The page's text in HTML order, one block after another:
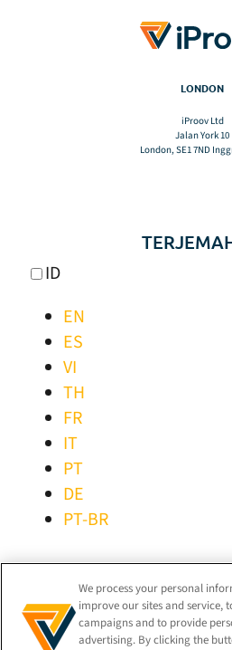
LONDON
iProov Ltd
Jalan York 10
London, SE1 7ND
ID
EN
ES
VI
TH
FR
IT
PT
DE
PT-BR
TETAP
We process your personal
improve our sites and service,
campaigns and to provide
advertising. By clicking the